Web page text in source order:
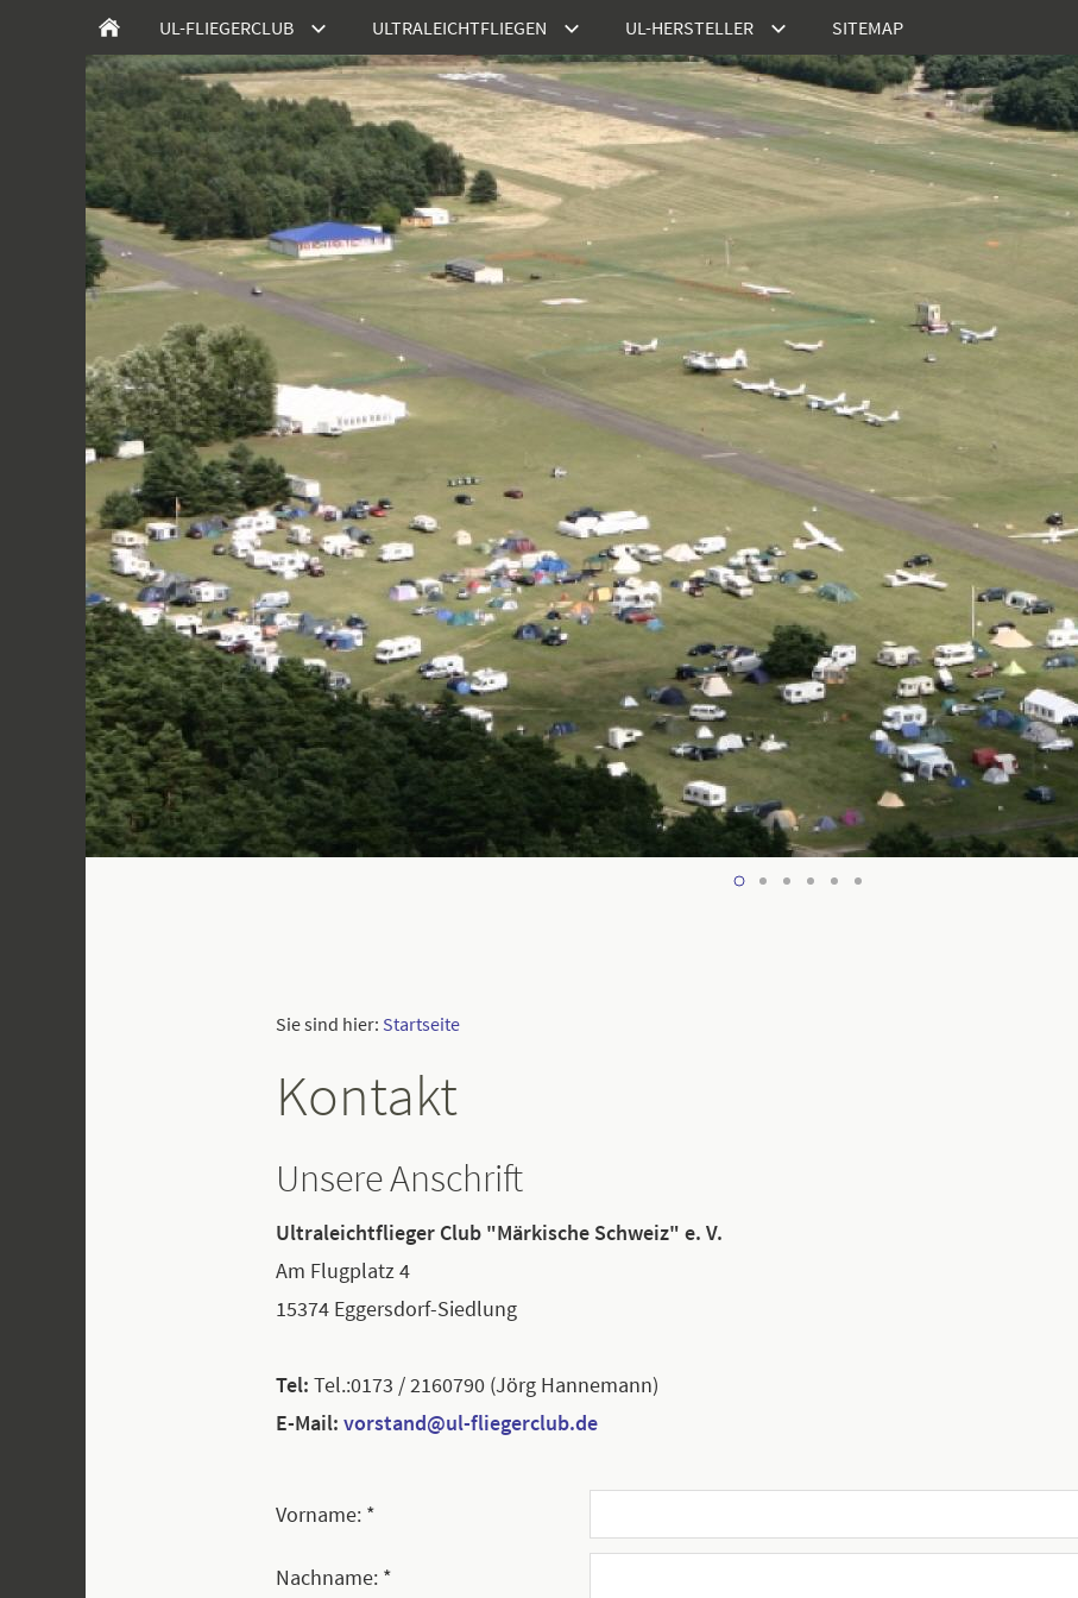
UL-FLIEGERCLUB ULTRALEICHTFLIEGEN UL-HERSTELLER SITEMAP
Sie sind hier: Startseite
Kontakt
Unsere Anschrift
Ultraleichtflieger Club "Märkische Schweiz" e. V.
Am Flugplatz 4
15374 Eggersdorf-Siedlung
Tel: Tel.:0173 / 2160790 (Jörg Hannemann)
E-Mail: vorstand@ul-fliegerclub.de
Vorname: *
Nachname: *